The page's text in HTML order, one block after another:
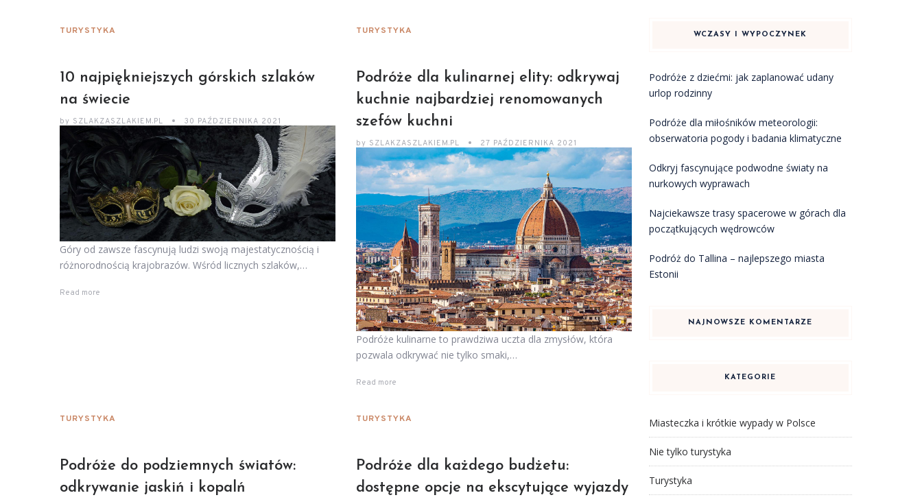
TURYSTYKA
10 najpiękniejszych górskich szlaków
na świecie
by SZLAKZASZLAKIEM.PL 30 PAŹDZIERNIKA 2021
Góry od zawsze fascynują ludzi swoją majestatycznością i
różnorodnością krajobrazów. Wśród licznych szlaków,…
Read more
TURYSTYKA
Podróże dla kulinarnej elity: odkrywaj
kuchnie najbardziej renomowanych
szefów kuchni
by SZLAKZASZLAKIEM.PL 27 PAŹDZIERNIKA 2021
Podróże kulinarne to prawdziwa uczta dla zmysłów, która
pozwala odkrywać nie tylko smaki,…
Read more
TURYSTYKA
Podróże do podziemnych światów:
odkrywanie jaskiń i kopalń
TURYSTYKA
Podróże dla każdego budżetu:
dostępne opcje na ekscytujące wyjazdy
WCZASY I WYPOCZYNEK
Podróże z dziećmi: jak zaplanować udany
urlop rodzinny
Podróże dla miłośników meteorologii:
obserwatoria pogody i badania klimatyczne
Odkryj fascynujące podwodne światy na
nurkowych wyprawach
Najciekawsze trasy spacerowe w górach dla
początkujących wędrowców
Podróż do Tallina – najlepszego miasta
Estonii
NAJNOWSZE KOMENTARZE
KATEGORIE
Miasteczka i krótkie wypady w Polsce
Nie tylko turystyka
Turystyka